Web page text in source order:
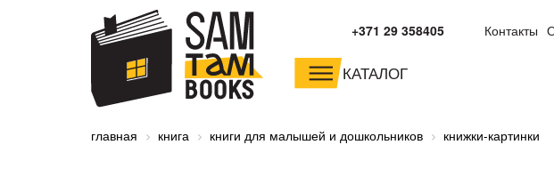
Контакты
+371 29 358405
КАТАЛОГ
малышам и
дошкольникам
младшим школьникам подросткам
главная книга книги для малышей и дошкольников книжки-картинки